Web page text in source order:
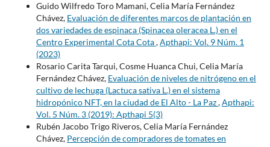
Guido Wilfredo Toro Mamani, Celia María Fernández
Chávez, Evaluación de diferentes marcos de plantación en
dos variedades de espinaca (Spinacea oleracea L.) en el
Centro Experimental Cota Cota,Apthapi: Vol. 9 Núm. 1
(2023)
Rosario Carita Tarqui, Cosme Huanca Chui, Celia María
Fernández Chávez, Evaluación de niveles de nitrógeno en el
cultivo de lechuga (Lactuca sativa L.) en el sistema
hidropónico NFT, en la ciudad de El Alto - La Paz,Apthapi:
Vol. 5 Núm. 3 (2019): Apthapi 5(3)
Rubén Jacobo Trigo Riveros, Celia María Fernández
Chávez, Percepción de compradores de tomates en